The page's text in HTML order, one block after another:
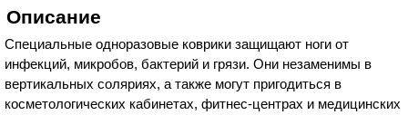
Описание
Специальные одноразовые коврики защищают ноги от
инфекций, микробов, бактерий и грязи. Они незаменимы в
вертикальных соляриях, а также могут пригодиться в
косметологических кабинетах, фитнес-центрах и медицинских